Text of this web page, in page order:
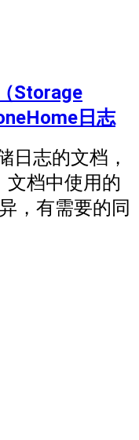
Storage
日志
日志的文档，
文档中使用的
，有需要的同